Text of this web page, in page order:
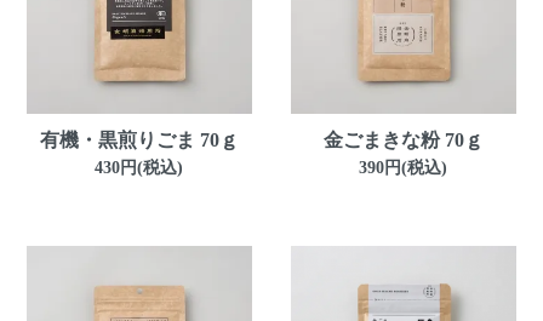
有機・黒煎りごま 70ｇ
430円(税込)
金ごまきな粉 70ｇ
390円(税込)